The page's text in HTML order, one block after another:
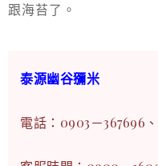
跟海苔了。
泰源幽谷獼米
電話：0903－367696